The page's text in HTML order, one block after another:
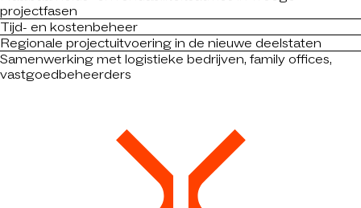
projectfasen
Tijd- en kostenbeheer
Regionale projectuitvoering in de nieuwe deelstaten
Samenwerking met logistieke bedrijven, family offices,
vastgoedbeheerders